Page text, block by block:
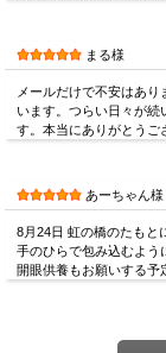
まる様
メールだけで不安はあ
います。つらい日々が続
す。本当にありがとうご
あーちゃん様
8月24日 虹の橋のたもと
手のひらで包み込むよ
開眼供養もお願いする予